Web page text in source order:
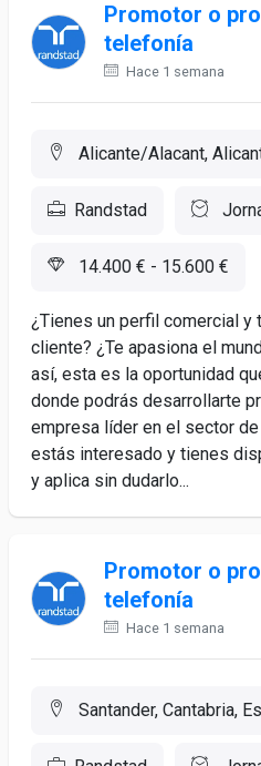
Promotor o
telefonía
Hace 1 semana
Alicante/Alacant,
Randstad
14.400 € - 15.600 €
¿Tienes un perfil comercial y
cliente? ¿Te apasiona el
así, esta es la oportunidad
donde podrás desarrollarte
empresa líder en el sector
estás interesado y tienes
y aplica sin dudarlo...
Promotor o
telefonía
Hace 1 semana
Santander, Cantabria,